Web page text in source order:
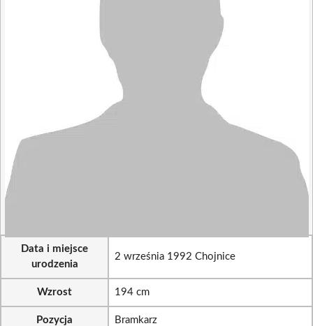
Data i miejsce
urodzenia
2 września 1992 Chojnice
Wzrost 194 cm
Pozycja Bramkarz